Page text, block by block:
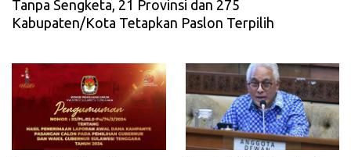
Tanpa Sengketa, 21 Provinsi dan 275
Kabupaten/Kota Tetapkan Paslon Terpilih